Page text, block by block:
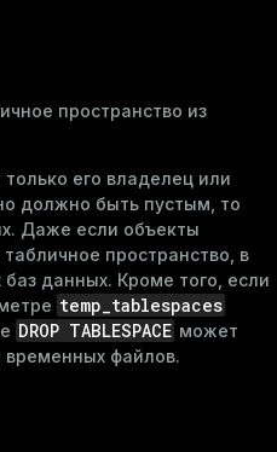
пространство из
его владелец или
должно быть пустым, то
Даже если объекты
пространство, в
данных. Кроме того, если
temp_tablespaces
DROP TABLESPACE может
временных файлов.